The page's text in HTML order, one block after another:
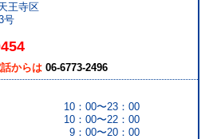
王寺区
号
からは 06-6773-2496
10：00〜23：00
10：00〜22：00
9：00〜20：00